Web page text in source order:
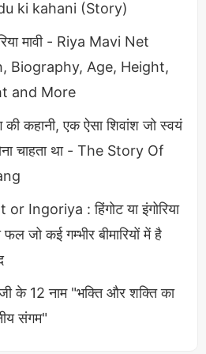
ki kahani (Story)
मावी - Riya Mavi Net
Biography, Age, Height,
and More
की कहानी, एक ऐसा शिवांश जो स्वयं
चाहता था - The Story Of
Ingoriya : हिंगोट या इंगोरिया
जो कई गम्भीर बीमारियों में है
के 12 नाम "भक्ति और शक्ति का
संगम"